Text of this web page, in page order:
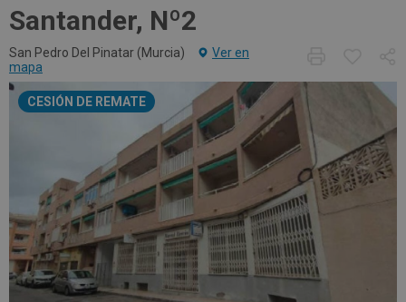
Santander, Nº2
San Pedro Del Pinatar (Murcia)
Ver en
mapa
CESIÓN DE REMATE